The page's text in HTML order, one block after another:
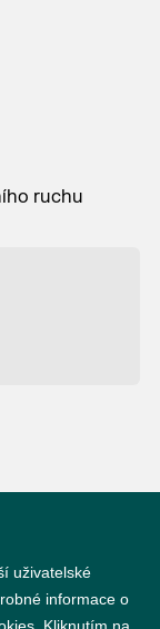
ruchu
uživatelské
informace o